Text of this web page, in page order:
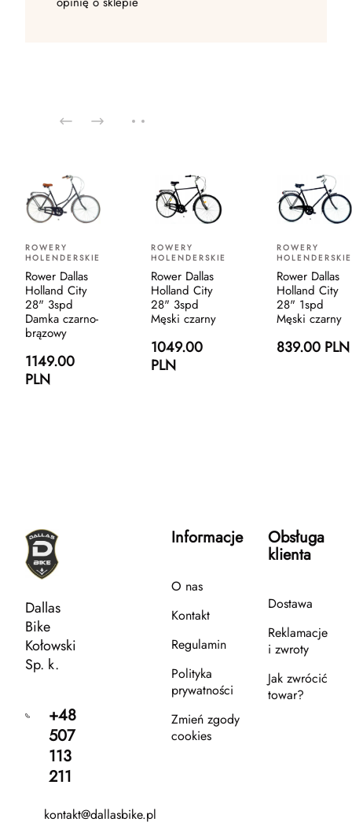
ROWERY
HOLENDERSKIE
Rower Dallas
Holland City
28" 3spd
Damka czarno-
brązowy
1149.00
PLN
ROWERY
HOLENDERSKIE
Rower Dallas
Holland City
28" 3spd
Męski czarny
1049.00
PLN
ROWERY
HOLENDERSKIE
Rower Dallas
Holland City
28" 1spd
Męski czarny
839.00 PLN
Dallas
Bike
Kołowski
Sp. k.
+48
507
113
211
kontakt@dallasbike.pl
Informacje
O nas
Kontakt
Regulamin
Polityka
prywatności
Zmień zgody
cookies
Obsługa
klienta
Dostawa
Reklamacje
i zwroty
Jak zwrócić
towar?